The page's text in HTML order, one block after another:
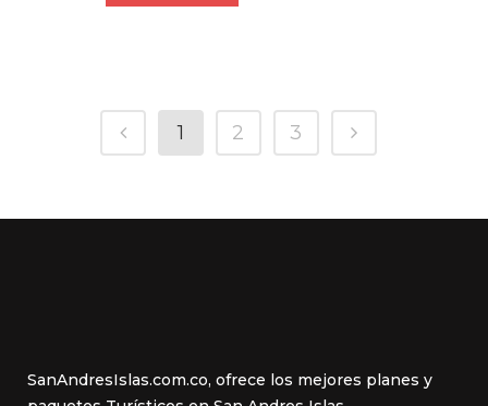
1 2 3
SanAndresIslas.com.co, ofrece los mejores planes y